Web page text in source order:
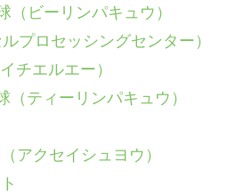
（ビーリンパキュウ）
プロセッシングセンター）
チエルエー）
（ティーリンパキュウ）
アクセイシュヨウ）